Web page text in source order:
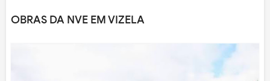
OBRAS DA NVE EM VIZELA